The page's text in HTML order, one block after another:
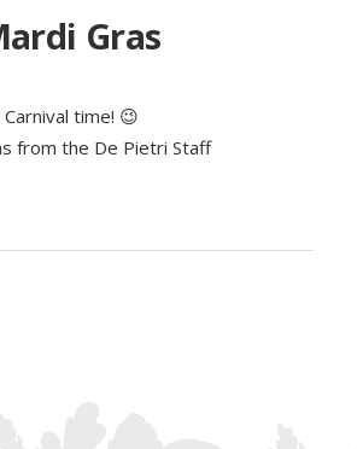
Gras
time! 😉
from the De Pietri Staff